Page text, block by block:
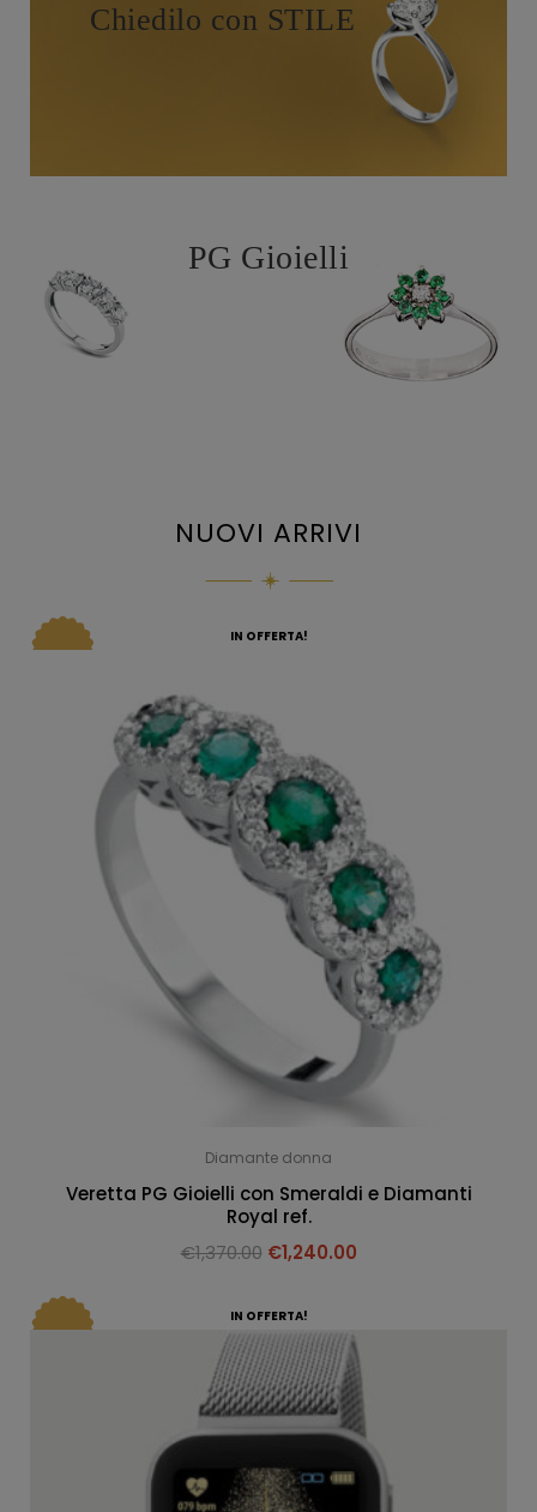
Chiedilo con STILE
PG Gioielli
NUOVI ARRIVI
IN OFFERTA!
Diamante donna
Veretta PG Gioielli con Smeraldi e Diamanti
Royal ref.
€1,370.00 €1,240.00
IN OFFERTA!